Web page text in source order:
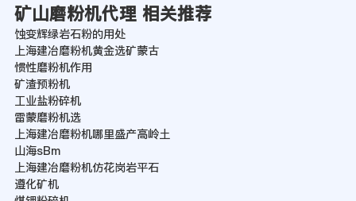
矿山磨粉机代理 相关推荐
蚀变辉绿岩石粉的用处
上海建冶磨粉机黄金选矿蒙古
惯性磨粉机作用
矿渣预粉机
工业盐粉碎机
雷蒙磨粉机选
上海建冶磨粉机哪里盛产高岭土
山海sBm
上海建冶磨粉机仿花岗岩平石
遵化矿机